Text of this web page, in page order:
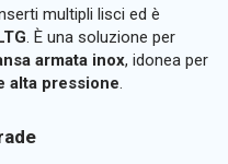
multipli lisci ed è
. È una soluzione per
armata inox, idonea per
alta pressione.